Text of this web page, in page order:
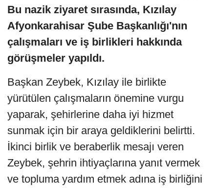
Bu nazik ziyaret sırasında, Kızılay
Afyonkarahisar Şube Başkanlığı'nın
çalışmaları ve iş birlikleri hakkında
görüşmeler yapıldı.
Başkan Zeybek, Kızılay ile birlikte
yürütülen çalışmaların önemine vurgu
yaparak, şehirlerine daha iyi hizmet
sunmak için bir araya geldiklerini belirtti.
İkinci birlik ve beraberlik mesajı veren
Zeybek, şehrin ihtiyaçlarına yanıt vermek
ve topluma yardım etmek adına iş birliğini